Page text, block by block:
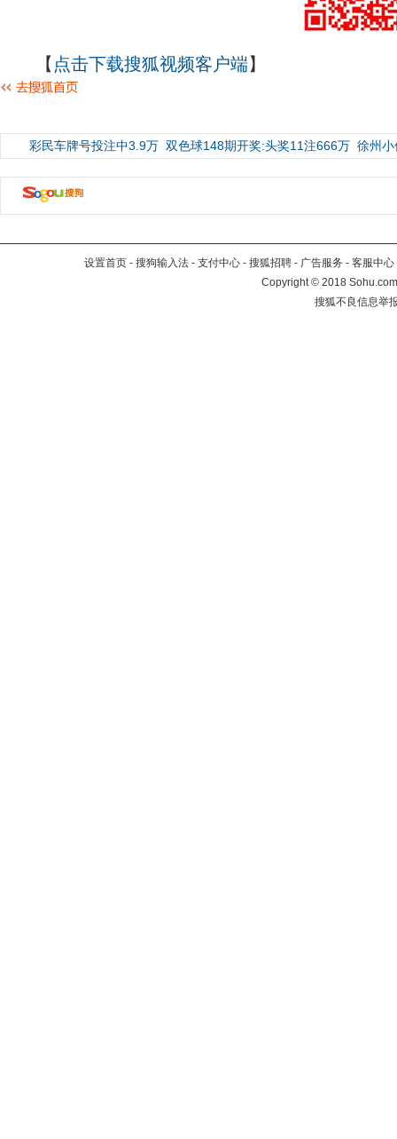
【 点击下载搜狐视频客户端】
彩民车牌号投注中3.9万 双色球148期开奖:头奖11注666万 徐州
设置首页 - 搜狗输入法 - 支付中心 - 搜狐招聘 - 广告服务 - 客服中心
Copyright©2018
搜狐不良信息举